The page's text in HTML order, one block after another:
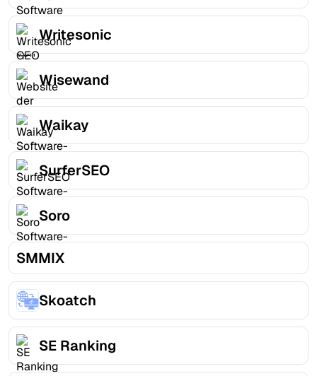
Writesonic
Wisewand
Waikay
SurferSEO
Soro
SMMIX
Skoatch
SE Ranking